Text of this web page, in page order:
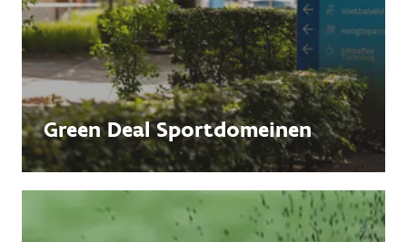
Green Deal Sportdomeinen